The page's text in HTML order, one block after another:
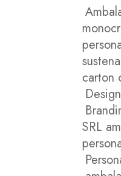
carton
SRL